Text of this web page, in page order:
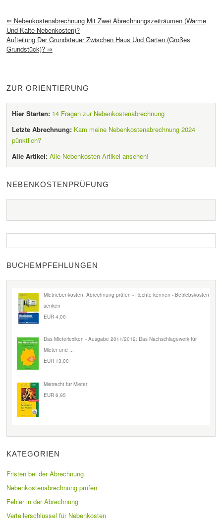
⇐ Nebenkostenabrechnung Mit Zwei Abrechnungszeiträumen (warme
Und Kalte Nebenkosten)?
Aufteilung Der Grundsteuer Zwischen Haus Und Garten (großes
Grundstück)? ⇒
ZUR ORIENTIERUNG
Hier Starten: 14 Fragen zur Nebenkostenabrechnung
Letzte Abrechnung: Kam meine Nebenkostenabrechnung 2024
pünktlich?
Alle Artikel: Alle Nebenkosten-Artikel ansehen!
NEBENKOSTENPRÜFUNG
BUCHEMPFEHLUNGEN
Mietnebenkosten: Abrechnung prüfen - Rechte kennen - Betriebskosten
senken
EUR 4,00
Das Mieterlexikon - Ausgabe 2011/2012: Das Nachschlagewerk für
Mieter und ...
EUR 13,00
Mietrecht für Mieter
EUR 6,95
KATEGORIEN
Fristen bei der Abrechnung
Nebenkostenabrechnung prüfen
Fehler in der Abrechnung
Verteilerschlüssel für Nebenkosten